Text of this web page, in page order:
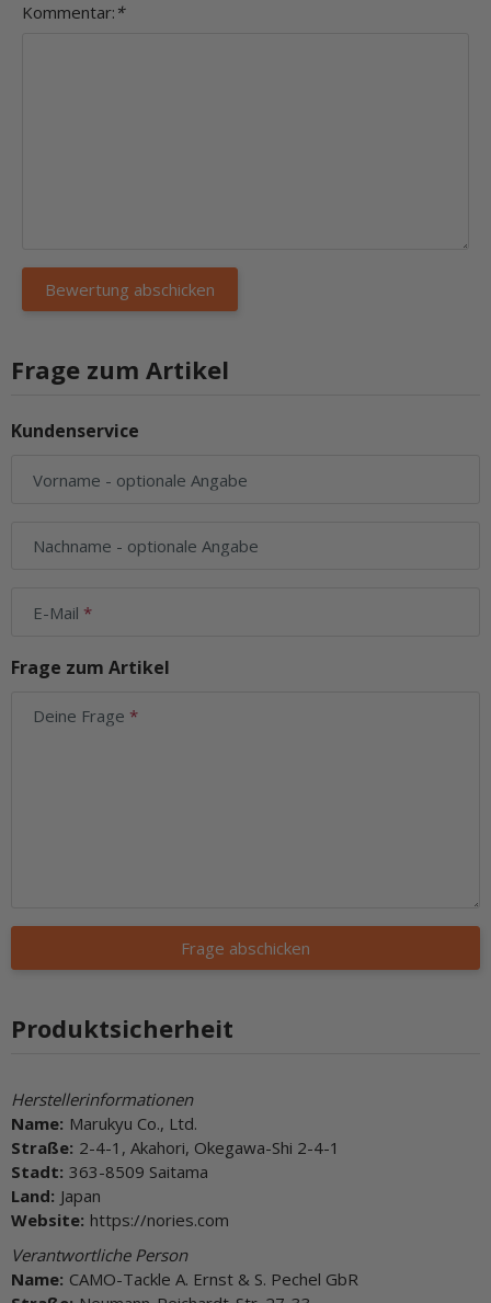
Kommentar: *
Frage zum Artikel
Kundenservice
Vorname - optionale Angabe
Nachname - optionale Angabe
E-Mail
Frage zum Artikel
Deine Frage
Frage abschicken
Produktsicherheit
Herstellerinformationen
Name: Marukyu Co., Ltd.
Straße: 2-4-1, Akahori, Okegawa-Shi 2-4-1
Stadt: 363-8509 Saitama
Land: Japan
Website: https://nories.com
Verantwortliche Person
Name: CAMO-Tackle A. Ernst & S. Pechel GbR